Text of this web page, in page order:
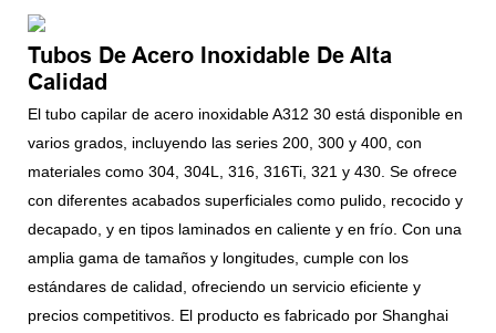
Tubos De Acero Inoxidable De Alta
Calidad
El tubo capilar de acero inoxidable A312 30 está disponible en
varios grados, incluyendo las series 200, 300 y 400, con
materiales como 304, 304L, 316, 316Ti, 321 y 430. Se ofrece
con diferentes acabados superficiales como pulido, recocido y
decapado, y en tipos laminados en caliente y en frío. Con una
amplia gama de tamaños y longitudes, cumple con los
estándares de calidad, ofreciendo un servicio eficiente y
precios competitivos. El producto es fabricado por Shanghai